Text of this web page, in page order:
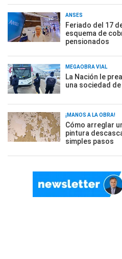
ANSES
Feriado del 17
esquema de
pensionados
MEGAOBRA VIAL
La Nación le
una sociedad
¡MANOS A LA OBRA!
Cómo arreglar
pintura
simples pasos